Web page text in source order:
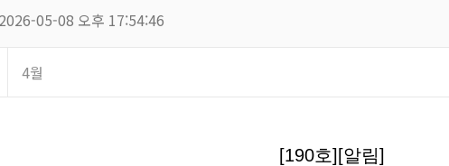
2026-05-08 오후 17:54:46
4월
[190호][알림]